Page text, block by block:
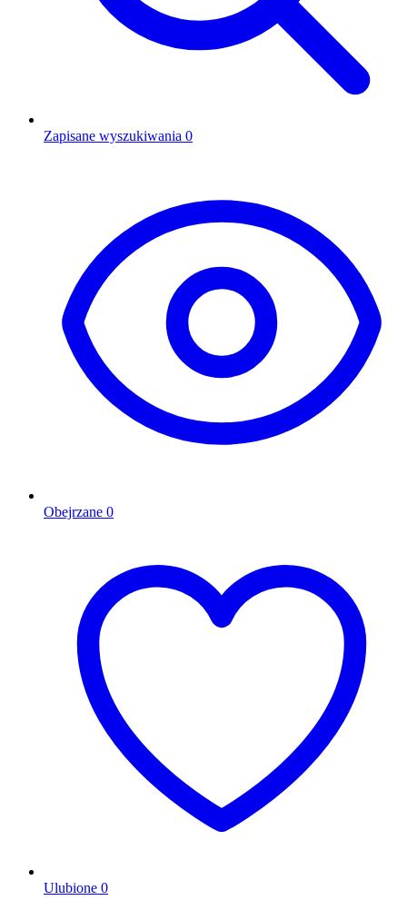
Zapisane wyszukiwania 0
Obejrzane 0
Ulubione 0